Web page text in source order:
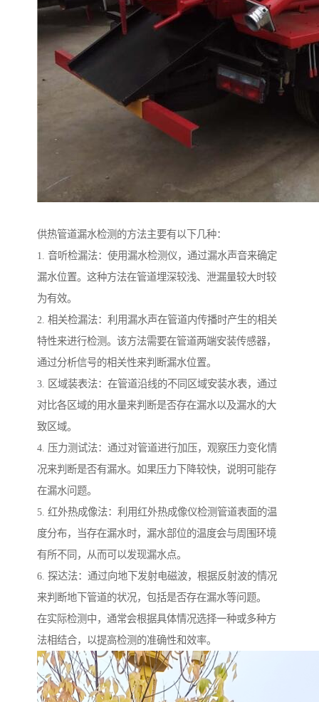
供热管道漏水检测的方法主要有以下几种：
1. 音听检漏法：使用漏水检测仪，通过漏水声音来确定
漏水位置。这种方法在管道埋深较浅、泄漏量较大时较
为有效。
2. 相关检漏法：利用漏水声在管道内传播时产生的相关
特性来进行检测。该方法需要在管道两端安装传感器，
通过分析信号的相关性来判断漏水位置。
3. 区域装表法：在管道沿线的不同区域安装水表，通过
对比各区域的用水量来判断是否存在漏水以及漏水的大
致区域。
4. 压力测试法：通过对管道进行加压，观察压力变化情
况来判断是否有漏水。如果压力下降较快，说明可能存
在漏水问题。
5. 红外热成像法：利用红外热成像仪检测管道表面的温
度分布，当存在漏水时，漏水部位的温度会与周围环境
有所不同，从而可以发现漏水点。
6. 探达法：通过向地下发射电磁波，根据反射波的情况
来判断地下管道的状况，包括是否存在漏水等问题。
在实际检测中，通常会根据具体情况选择一种或多种方
法相结合，以提高检测的准确性和效率。